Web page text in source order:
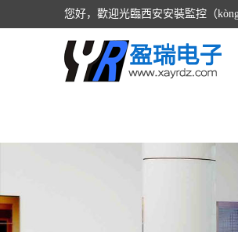
您好，歡迎光臨西安安裝監控（